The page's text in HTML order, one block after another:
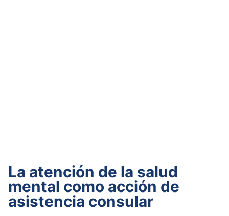
La atención de la salud
mental como acción de
asistencia consular